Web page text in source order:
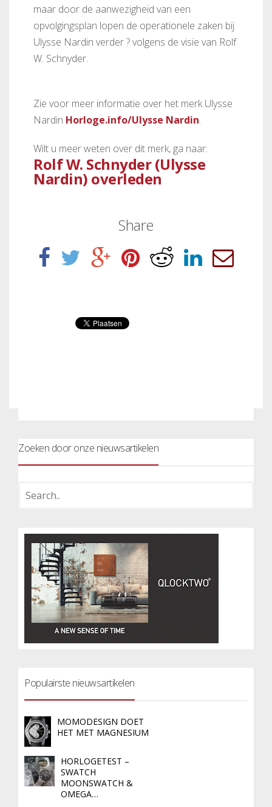
maar door de aanwezigheid van een
opvolgingsplan lopen de operationele zaken bij
Ulysse Nardin verder ? volgens de visie van Rolf
W. Schnyder.
Zie voor meer informatie over het merk Ulysse
Nardin Horloge.info/Ulysse Nardin.
Wilt u meer weten over dit merk, ga naar:
Rolf W. Schnyder (Ulysse
Nardin) overleden
Share
Zoeken door onze nieuwsartikelen
Populairste nieuwsartikelen
MOMODESIGN DOET
HET MET MAGNESIUM
HORLOGETEST –
SWATCH
MOONSWATCH &
OMEGA…